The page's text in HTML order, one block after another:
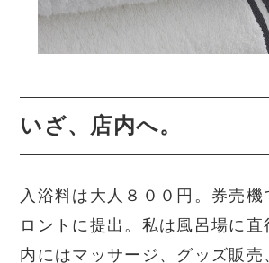
いざ、店内へ。
入浴料は大人８００円。券売機
ロントに提出。私は風呂場に
内にはマッサージ、グッズ販売